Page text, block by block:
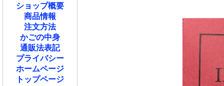
ショップ概要
商品情報
注文方法
かごの中身
通販法表記
プライバシー
ホームページ
トップページ